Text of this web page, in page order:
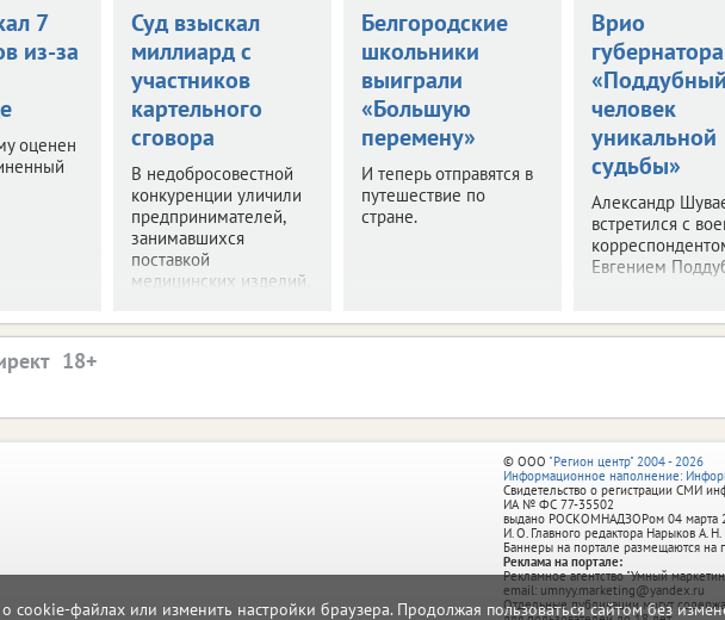
cookie-файлах или изменить настройки браузера. Продолжая пользоваться сайтом без
7
из-за
оценен
Суд взыскал
миллиард с
участников
картельного
сговора
В недобросовестной
конкуренции уличили
предпринимателей,
занимавшихся
поставкой
медицинских изделий.
Белгородские
школьники
выиграли
«Большую
перемену»
И теперь отправятся в
путешествие по
стране.
Врио
человек
уникальной
судьбы»
Александр
встретился с
Евгением
© ООО "Регион центр" 2004 - 2026
Информационное наполнение:
Свидетельство о регистрации СМИ
ИА № ФС 77‑35502
выдано РОСКОМНАДЗОРом 04 марта
И. О. Главного редактора Нарыков А. Н.
Баннеры на портале размещаются на
Реклама на портале:
Рекламное агентство "Умный
email: umnyy.marketing@yandex.ru
Отдельные публикации могут